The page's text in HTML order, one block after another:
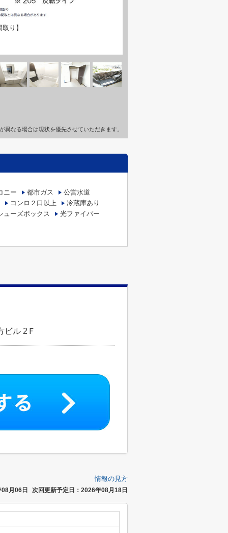
り】
なる場合は現状を優先させていただきます。
ニー 都市ガス
公営水道
コンロ２口以上
冷蔵庫あり
ューズボックス
光ファイバー
ビル 2Ｆ
情報の見方
月06日 次回更新予定日：2026年08月18日